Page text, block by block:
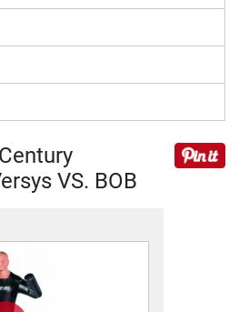
VS. BOB